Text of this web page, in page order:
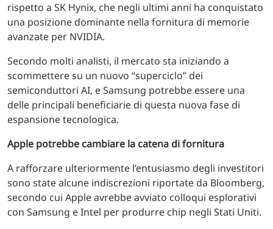
rispetto a SK Hynix, che negli ultimi anni ha conquistato
una posizione dominante nella fornitura di memorie
avanzate per NVIDIA.
Secondo molti analisti, il mercato sta iniziando a
scommettere su un nuovo “superciclo” dei
semiconduttori AI, e Samsung potrebbe essere una
delle principali beneficiarie di questa nuova fase di
espansione tecnologica.
Apple potrebbe cambiare la catena di fornitura
A rafforzare ulteriormente l’entusiasmo degli investitori
sono state alcune indiscrezioni riportate da Bloomberg,
secondo cui Apple avrebbe avviato colloqui esplorativi
con Samsung e Intel per produrre chip negli Stati Uniti.